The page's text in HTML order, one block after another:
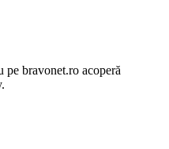
pe bravonet.ro acoperă